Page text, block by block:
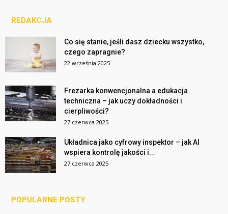
REDAKCJA
Co się stanie, jeśli dasz dziecku wszystko,
czego zapragnie?
22 września 2025
Frezarka konwencjonalna a edukacja
techniczna – jak uczy dokładności i
cierpliwości?
27 czerwca 2025
Układnica jako cyfrowy inspektor – jak AI
wspiera kontrolę jakości i...
27 czerwca 2025
POPULARNE POSTY